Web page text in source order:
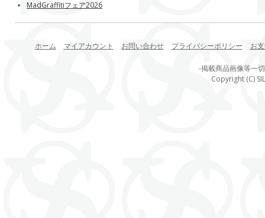
MadGraffitiフェア2026
ホーム マイアカウント お問い合わせ プライバシーポリシー お
-掲載商品画像等一
Copyright (C)